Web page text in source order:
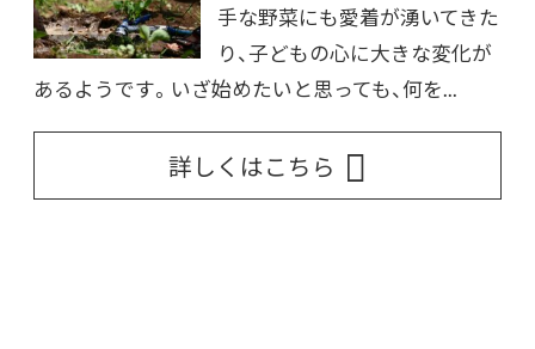
手な野菜にも愛着が湧いてきた
り、子どもの心に大きな変化が
あるようです。いざ始めたいと思っても、何を...
詳しくはこちら